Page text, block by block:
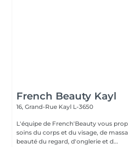
French Beauty Kayl
16, Grand-Rue Kayl L-3650
L'équipe de French'Beauty vous
soins du corps et du visage, de
beauté du regard, d'onglerie et d...